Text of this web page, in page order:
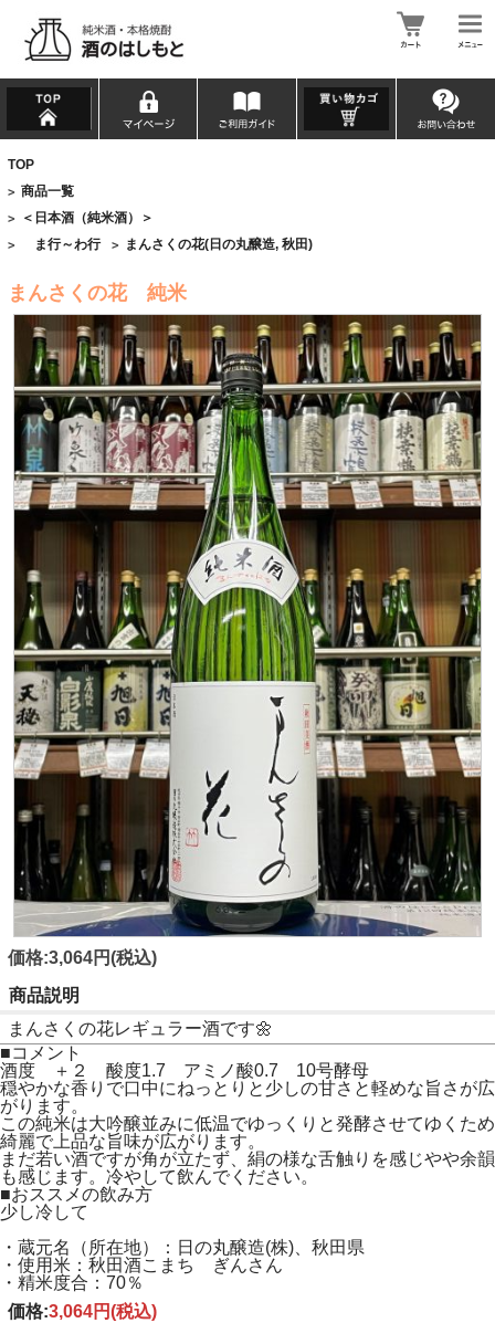
TOP
> 商品一覧
> ＜日本酒（純米酒）＞
> ま行～わ行 > まんさくの花(日の丸醸造, 秋田)
まんさくの花 純米
価格:3,064円(税込)
商品説明
まんさくの花レギュラー酒です🌼
■コメント
酒度 ＋２ 酸度1.7 アミノ酸0.7 10号酵母
穏やかな香りで口中にねっとりと少しの甘さと軽めな旨さが広
がります。
この純米は大吟醸並みに低温でゆっくりと発酵させてゆくため
綺麗で上品な旨味が広がります。
まだ若い酒ですが角が立たず、絹の様な舌触りを感じやや余韻
も感じます。冷やして飲んでください。
■おススメの飲み方
少し冷して
・蔵元名（所在地）：日の丸醸造(株)、秋田県
・使用米：秋田酒こまち ぎんさん
・精米度合：70％
価格:3,064円(税込)